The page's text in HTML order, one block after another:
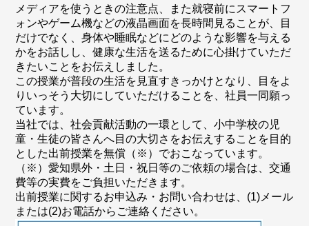
メディアを使うときの注意点、また就寝前にスマートフ
ォンやゲーム機などの液晶画面を長時間見ることが、目
だけでなく、身体や睡眠などにどのような影響を与える
かをお話しし、健康な生活を送るために心掛けていただ
きたいことをお伝えしました。
この授業が普段の生活を見直すきっかけとなり、目をよ
りいっそう大切にしていただけることを、社員一同願っ
ています。
当社では、社会貢献活動の一環として、小中学校の児
童・生徒の皆さんへ目の大切さをお伝えすることを目的
とした出前授業を無償（※）でおこなっています。
（※）愛知県外・土日・祝日等のご依頼の場合は、交通
費等の実費をご負担いただきます。
出前授業に関するお申込み・お問い合わせは、(1)メール
または(2)お電話からご連絡ください。